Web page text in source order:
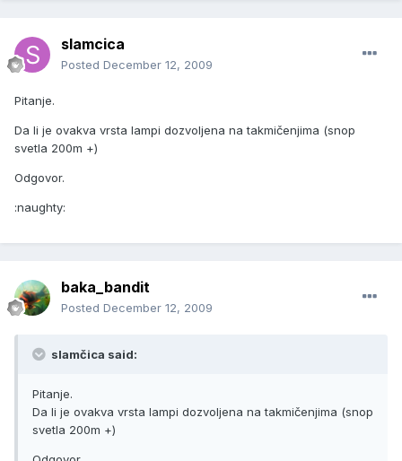
slamcica
Posted December 12, 2009
Pitanje.
Da li je ovakva vrsta lampi dozvoljena na takmičenjima (snop
svetla 200m +)
Odgovor.
:naughty:
baka_bandit
Posted December 12, 2009
slamčica said:
Pitanje.
Da li je ovakva vrsta lampi dozvoljena na takmičenjima (snop
svetla 200m +)